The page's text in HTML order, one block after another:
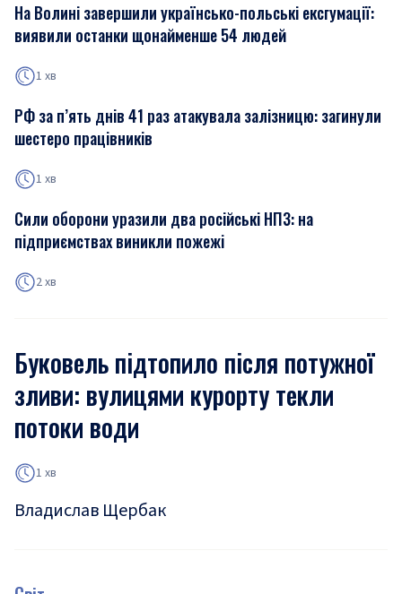
На Волині завершили українсько-польські ексгумації:
виявили останки щонайменше 54 людей
1 хв
РФ за п’ять днів 41 раз атакувала залізницю: загинули
шестеро працівників
1 хв
Сили оборони уразили два російські НПЗ: на
підприємствах виникли пожежі
2 хв
Буковель підтопило після потужної
зливи: вулицями курорту текли
потоки води
1 хв
Владислав Щербак